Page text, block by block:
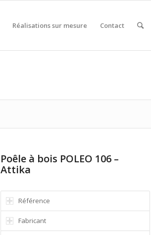
Réalisations sur mesure Contact
Poêle à bois POLEO 106 –
Attika
Référence
Fabricant